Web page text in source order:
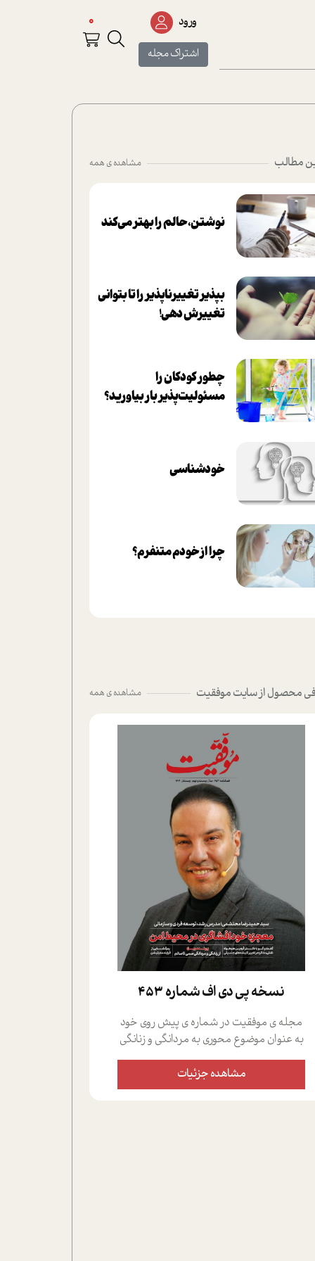
ورود
اشتراک مجله
0
مطالب مشاهده ی همه
نوشتن، حالم را بهتر می‌کند
بپذير تغييرناپذير را تا بتواني
تغييرش دهي!‏
چطور کودکان را
مسئولیت‌پذیر بار بیاورید؟
خودشناسی
چرا از خودم متنفرم؟
محصول از سایت موفقیت مشاهده ی همه
نسخه پي دي اف شماره 453
مجله ی موفقیت در شماره ی پیش روی خود
به عنوان موضوع محوری به مردانگی و زنانگی
سمی پرداخته است؛ علاوه بر این که؛ گفت و
گویی اختصاصی داشته ایم با فردین علیخواه،
جامعه شناس در بخش های مختلف تلاش
مشاهده جزئیات